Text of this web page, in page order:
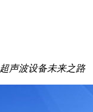
超声波设备未来之路